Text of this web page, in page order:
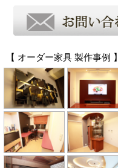
【 オーダー家具 製作事例 】